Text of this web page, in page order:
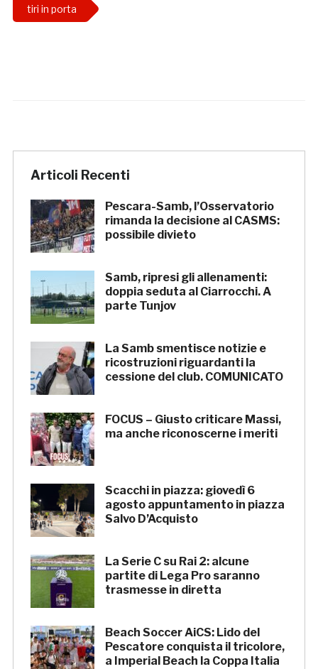
tiri in porta
Articoli Recenti
Pescara-Samb, l’Osservatorio
rimanda la decisione al CASMS:
possibile divieto
Samb, ripresi gli allenamenti:
doppia seduta al Ciarrocchi. A
parte Tunjov
La Samb smentisce notizie e
ricostruzioni riguardanti la
cessione del club. COMUNICATO
FOCUS – Giusto criticare Massi,
ma anche riconoscerne i meriti
Scacchi in piazza: giovedì 6
agosto appuntamento in piazza
Salvo D’Acquisto
La Serie C su Rai 2: alcune
partite di Lega Pro saranno
trasmesse in diretta
Beach Soccer AiCS: Lido del
Pescatore conquista il tricolore,
a Imperial Beach la Coppa Italia